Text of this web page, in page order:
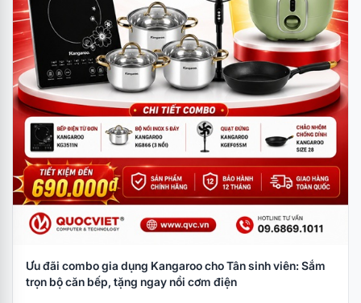
Ưu đãi combo gia dụng Kangaroo cho Tân sinh viên: Sắm
trọn bộ căn bếp, tặng ngay nồi cơm điện